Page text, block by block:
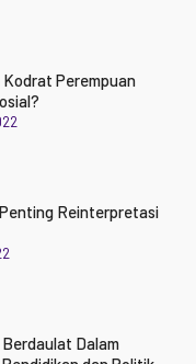
Perempuan
Reinterpretasi
Dalam